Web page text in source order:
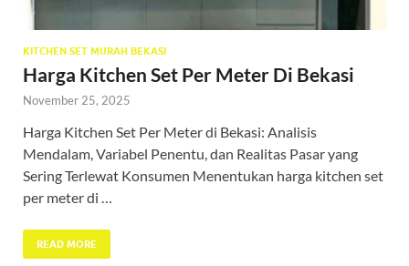
KITCHEN SET MURAH BEKASI
Harga Kitchen Set Per Meter Di Bekasi
November 25, 2025
Harga Kitchen Set Per Meter di Bekasi: Analisis
Mendalam, Variabel Penentu, dan Realitas Pasar yang
Sering Terlewat Konsumen Menentukan harga kitchen set
per meter di …
READ MORE